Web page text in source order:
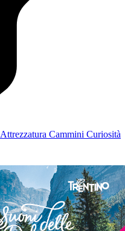
Attrezzatura Cammini Curiosità